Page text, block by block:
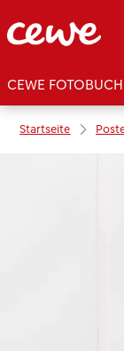
CEWE FOTOBUCH
Startseite